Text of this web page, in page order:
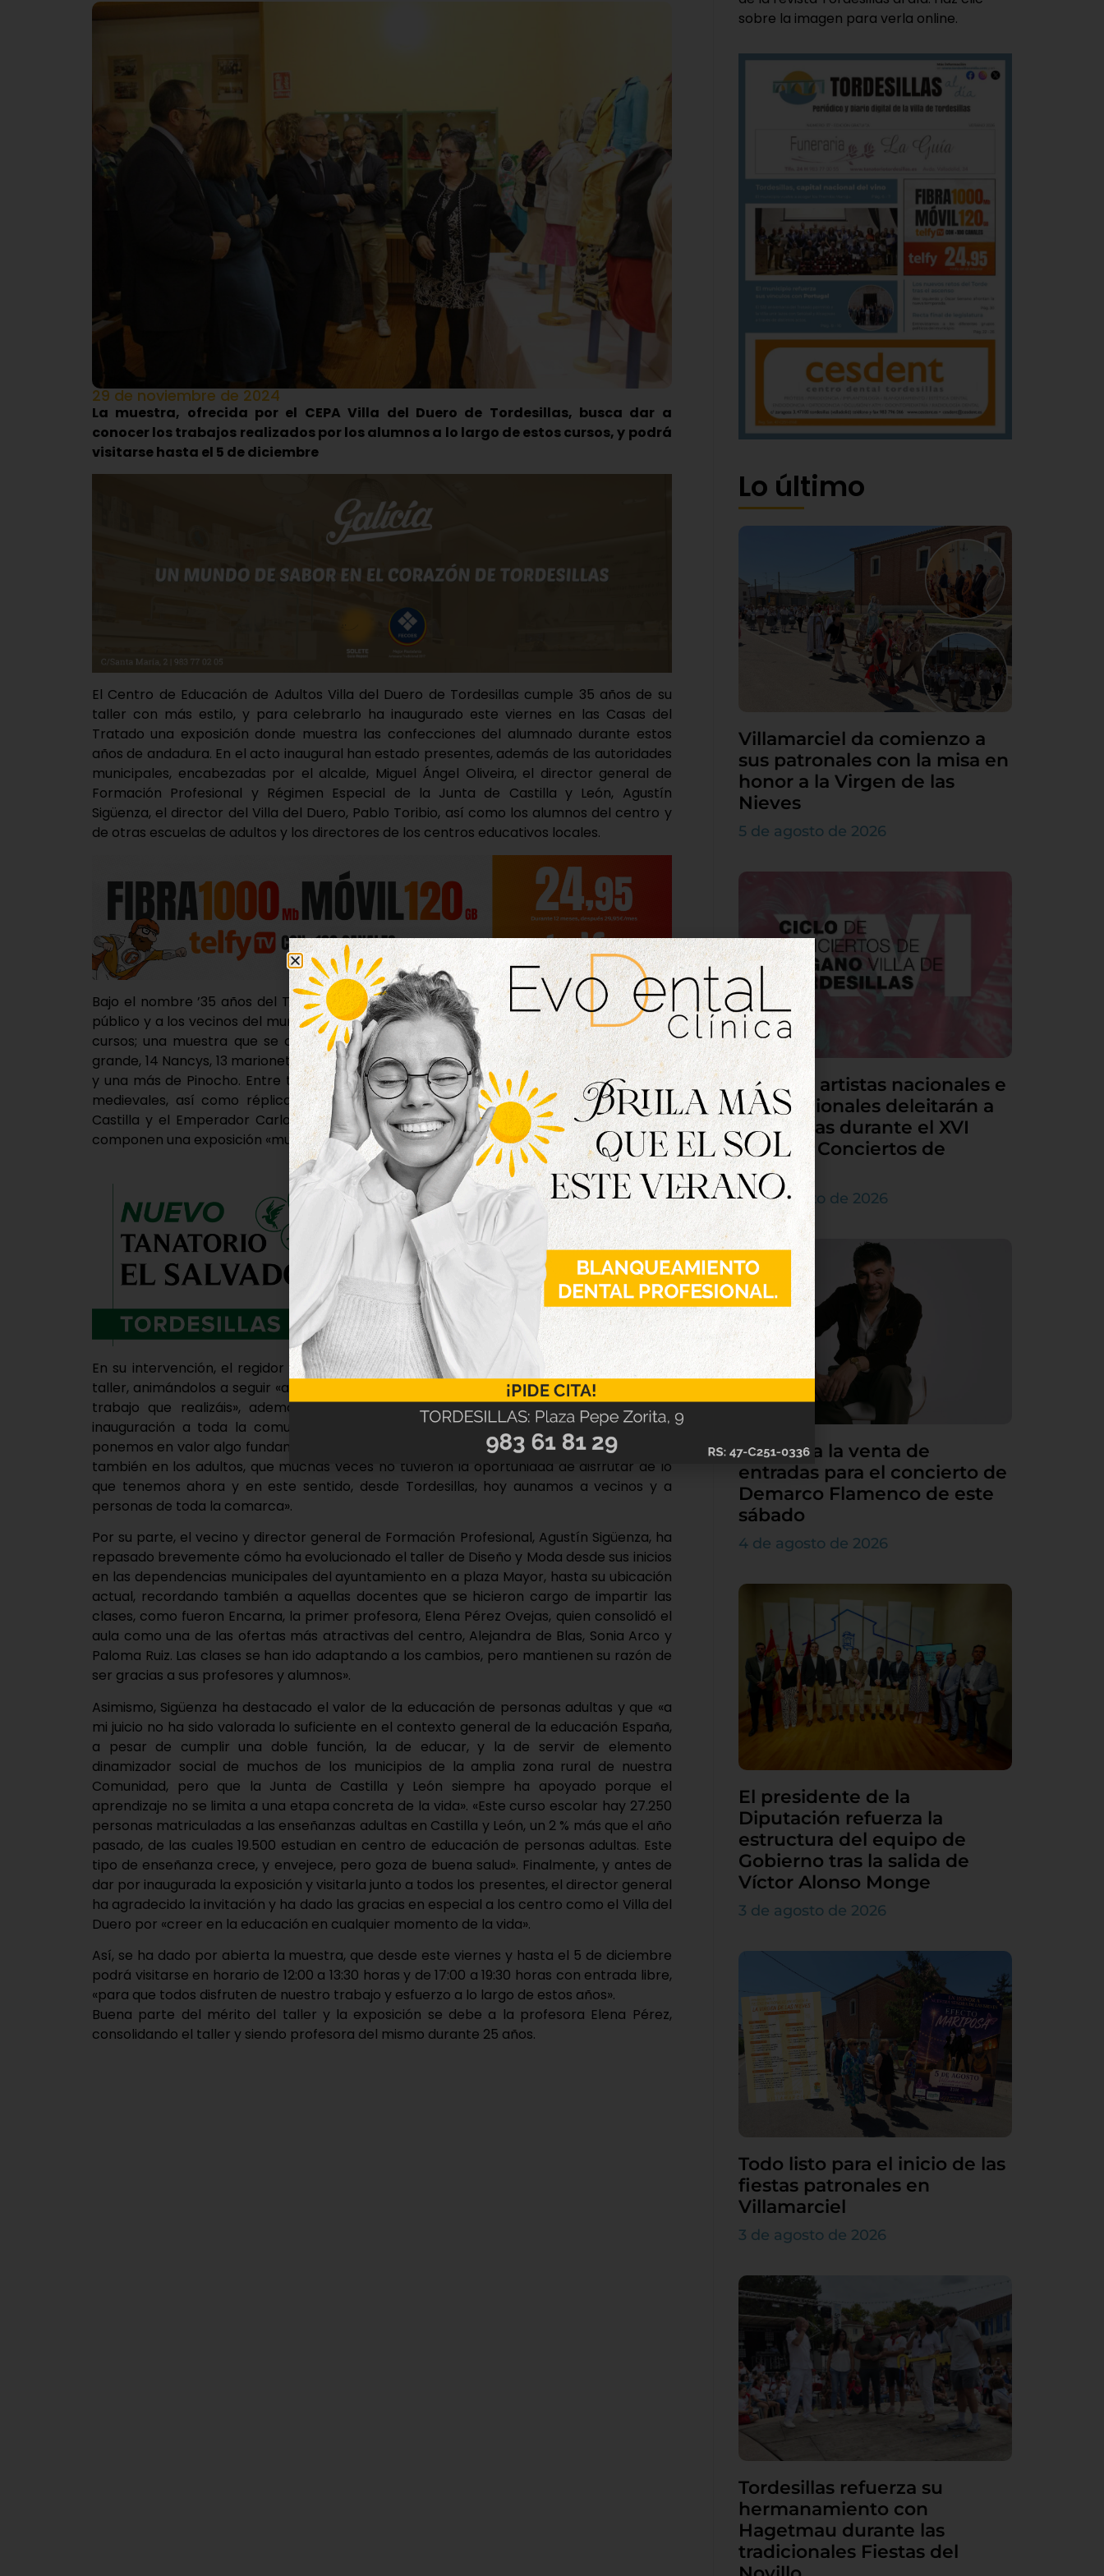
29 de noviembre de 2024
La muestra, ofrecida por el CEPA Villa del Duero de Tordesillas, busca dar a
conocer los trabajos realizados por los alumnos a lo largo de estos cursos, y podrá
visitarse hasta el 5 de diciembre
El Centro de Educación de Adultos Villa del Duero de Tordesillas cumple 35 años de su
taller con más estilo, y para celebrarlo ha inaugurado este viernes en las Casas del
Tratado una exposición donde muestra las confecciones del alumnado durante estos
años de andadura. En el acto inaugural han estado presentes, además de las autoridades
municipales, encabezadas por el alcalde, Miguel Ángel Oliveira, el director general de
Formación Profesional y Régimen Especial de la Junta de Castilla y León, Agustín
Sigüenza, el director del Villa del Duero, Pablo Toribio, así como los alumnos del centro y
de otras escuelas de adultos y los directores de los centros educativos locales.
Bajo el nombre ’35 años del Taller de Diseño y Moda’, esta exposición busca enseñar al
público y a los vecinos del municipio los trabajos que se han ido realizando durante estos
cursos; una muestra que se compone de un total de 99 vestidos, más tres a tamaño
grande, 14 Nancys, 13 marionetas que representan el Quijote, otras ‘El camino’ de Delibes,
y una más de Pinocho. Entre todo lo expuesto se pueden encontrar piezas como trajes
medievales, así como réplicas de las vestimentas de Isabel de Portugal, Juana I de
Castilla y el Emperador Carlos V, así como diferentes diseños y mezclas de telas que
componen una exposición «muy original y única»
En su intervención, el regidor ha destacado la labor de las personas que conforman el
taller, animándolos a seguir «aportando a nuestro pueblo y a nuestra comunidad todo el
trabajo que realizáis», además de remarcar la importancia de congregar en esta
inauguración a toda la comunidad educativa de la localidad, «porque de este modo
ponemos en valor algo fundamental como es la educación, no solo en nuestros hijos, sino
también en los adultos, que muchas veces no tuvieron la oportunidad de disfrutar de lo
que tenemos ahora y en este sentido, desde Tordesillas, hoy aunamos a vecinos y a
personas de toda la comarca».
Por su parte, el vecino y director general de Formación Profesional, Agustín Sigüenza, ha
repasado brevemente cómo ha evolucionado el taller de Diseño y Moda desde sus inicios
en las dependencias municipales del ayuntamiento en a plaza Mayor, hasta su ubicación
actual, recordando también a aquellas docentes que se hicieron cargo de impartir las
clases, como fueron Encarna, la primer profesora, Elena Pérez Ovejas, quien consolidó el
aula como una de las ofertas más atractivas del centro, Alejandra de Blas, Sonia Arco y
Paloma Ruiz. Las clases se han ido adaptando a los cambios, pero mantienen su razón de
ser gracias a sus profesores y alumnos».
Asimismo, Sigüenza ha destacado el valor de la educación de personas adultas y que «a
mi juicio no ha sido valorada lo suficiente en el contexto general de la educación España,
a pesar de cumplir una doble función, la de educar, y la de servir de elemento
dinamizador social de muchos de los municipios de la amplia zona rural de nuestra
Comunidad, pero que la Junta de Castilla y León siempre ha apoyado porque el
aprendizaje no se limita a una etapa concreta de la vida». «Este curso escolar hay 27.250
personas matriculadas a las enseñanzas adultas en Castilla y León, un 2 % más que el año
pasado, de las cuales 19.500 estudian en centro de educación de personas adultas. Este
tipo de enseñanza crece, y envejece, pero goza de buena salud». Finalmente, y antes de
dar por inaugurada la exposición y visitarla junto a todos los presentes, el director general
ha agradecido la invitación y ha dado las gracias en especial a los centro como el Villa del
Duero por «creer en la educación en cualquier momento de la vida».
Así, se ha dado por abierta la muestra, que desde este viernes y hasta el 5 de diciembre
podrá visitarse en horario de 12:00 a 13:30 horas y de 17:00 a 19:30 horas con entrada libre,
«para que todos disfruten de nuestro trabajo y esfuerzo a lo largo de estos años».
Buena parte del mérito del taller y la exposición se debe a la profesora Elena Pérez,
consolidando el taller y siendo profesora del mismo durante 25 años.
sobre la imagen para verla online.
Lo último
Villamarciel da comienzo a
sus patronales con la misa en
honor a la Virgen de las
Nieves
5 de agosto de 2026
Grandes artistas nacionales e
internacionales deleitarán a
Tordesillas durante el XVI
Ciclo de Conciertos de
Órgano
4 de agosto de 2026
Continúa la venta de
entradas para el concierto de
Demarco Flamenco de este
sábado
4 de agosto de 2026
El presidente de la
Diputación refuerza la
estructura del equipo de
Gobierno tras la salida de
Víctor Alonso Monge
3 de agosto de 2026
Todo listo para el inicio de las
fiestas patronales en
Villamarciel
3 de agosto de 2026
Tordesillas refuerza su
hermanamiento con
Hagetmau durante las
tradicionales Fiestas del